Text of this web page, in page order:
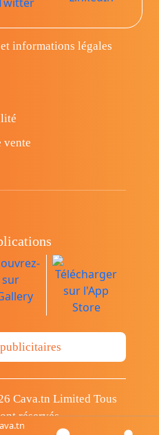
informations légales
vente
Cava.tn Limited Tous
réservés.